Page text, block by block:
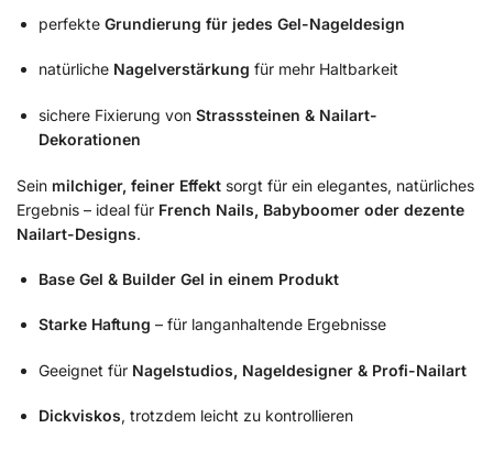
perfekte Grundierung für jedes Gel-Nageldesign
natürliche Nagelverstärkung für mehr Haltbarkeit
sichere Fixierung von Strasssteinen & Nailart-
Dekorationen
Sein milchiger, feiner Effekt sorgt für ein elegantes, natürliches
Ergebnis – ideal für French Nails, Babyboomer oder dezente
Nailart-Designs.
Base Gel & Builder Gel in einem Produkt
Starke Haftung – für langanhaltende Ergebnisse
Geeignet für Nagelstudios, Nageldesigner & Profi-Nailart
Dickviskos, trotzdem leicht zu kontrollieren